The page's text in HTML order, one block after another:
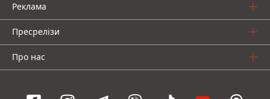
Реклама
Пресрелізи
Про нас